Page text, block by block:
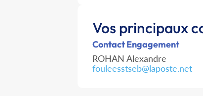
Vos principaux
Contact Engagement
ROHAN Alexandre
fouleesstseb@laposte.net